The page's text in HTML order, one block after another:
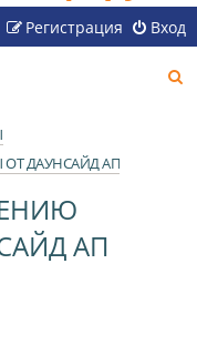
Вход
Регистрация
ДАУНСАЙД АП
АП